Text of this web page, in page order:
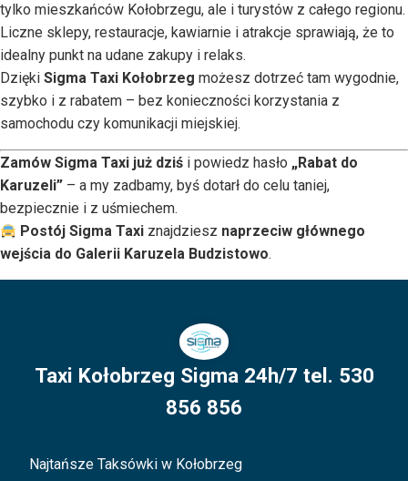
tylko mieszkańców Kołobrzegu, ale i turystów z całego regionu.
Liczne sklepy, restauracje, kawiarnie i atrakcje sprawiają, że to
idealny punkt na udane zakupy i relaks.
Dzięki Sigma Taxi Kołobrzeg możesz dotrzeć tam wygodnie,
szybko i z rabatem – bez konieczności korzystania z
samochodu czy komunikacji miejskiej.
Zamów Sigma Taxi już dziś i powiedz hasło „Rabat do
Karuzeli” – a my zadbamy, byś dotarł do celu taniej,
bezpiecznie i z uśmiechem.
Postój Sigma Taxi znajdziesz naprzeciw głównego
wejścia do Galerii Karuzela Budzistowo.
Taxi Kołobrzeg Sigma 24h/7 tel. 530
856 856
Najtańsze Taksówki w Kołobrzeg